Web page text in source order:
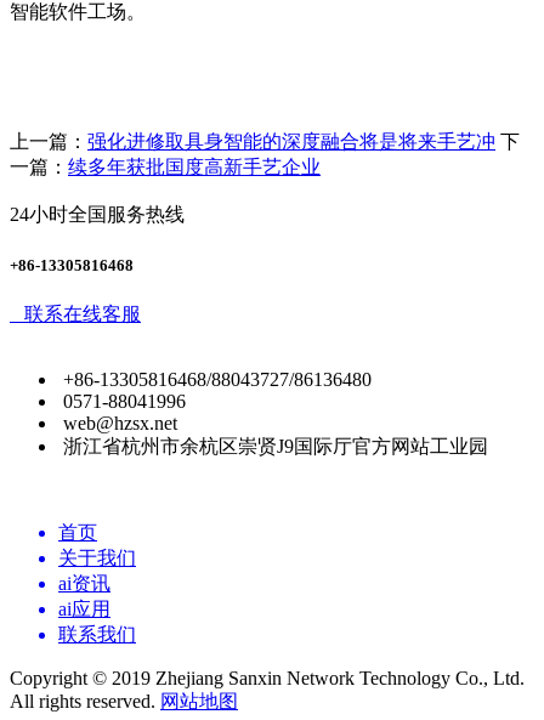
智能软件工场。
上一篇： 强化进修取具身智能的深度融合将是将来手艺冲 下
一篇： 续多年获批国度高新手艺企业
24小时全国服务热线
+86-13305816468
联系在线客服
+86-13305816468/88043727/86136480
0571-88041996
web@hzsx.net
浙江省杭州市余杭区崇贤J9国际厅官方网站工业园
首页
关于我们
ai资讯
ai应用
联系我们
Copyright © 2019 Zhejiang Sanxin Network Technology Co., Ltd.
All rights reserved. 网站地图